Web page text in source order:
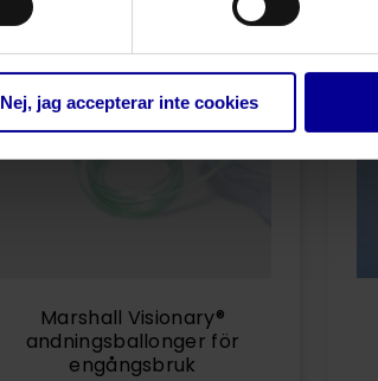
Nej, jag accepterar inte cookies
Marshall Visionary®
andningsballonger för
engångsbruk